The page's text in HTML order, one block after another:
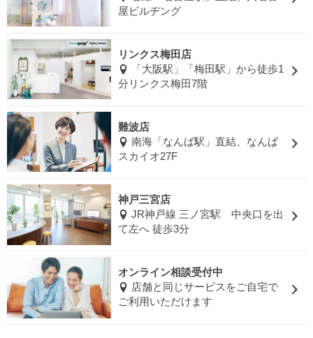
屋ビルヂング
リンクス梅田店
「大阪駅」「梅田駅」から徒歩1
分リンクス梅田7階
難波店
南海「なんば駅」直結、なんば
スカイオ27F
神戸三宮店
JR神戸線 三ノ宮駅 中央口を出
て左へ 徒歩3分
オンライン相談受付中
店舗と同じサービスをご自宅で
ご利用いただけます